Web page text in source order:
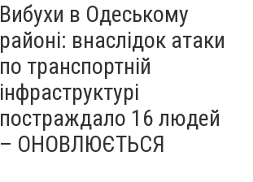
Вибухи в Одеському
районі: внаслідок атаки
по транспортній
інфраструктурі
постраждало 16 людей
– ОНОВЛЮЄТЬСЯ